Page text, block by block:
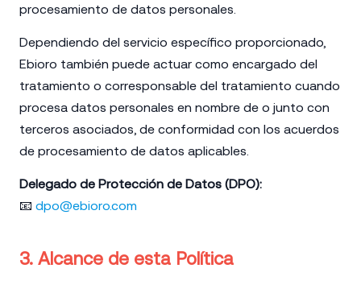
procesamiento de datos personales.
Dependiendo del servicio específico proporcionado,
Ebioro también puede actuar como encargado del
tratamiento o corresponsable del tratamiento cuando
procesa datos personales en nombre de o junto con
terceros asociados, de conformidad con los acuerdos
de procesamiento de datos aplicables.
Delegado de Protección de Datos (DPO):
📧 dpo@ebioro.com
3. Alcance de esta Política